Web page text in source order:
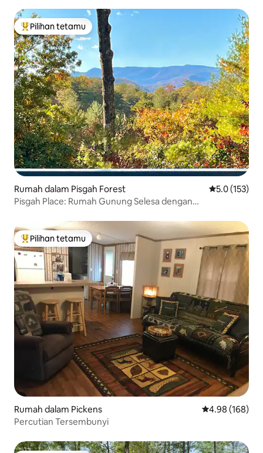
Pilihan utama tetamu
Pilihan tetamu
Rumah dalam Pisgah Forest Penarafan
5.0 (153)
Pisgah Place: Rumah Gunung Selesa dengan
Pilihan utama tetamu
Pilihan tetamu
Rumah dalam Pickens Penarafan
4.98 (168)
Percutian Tersembunyi